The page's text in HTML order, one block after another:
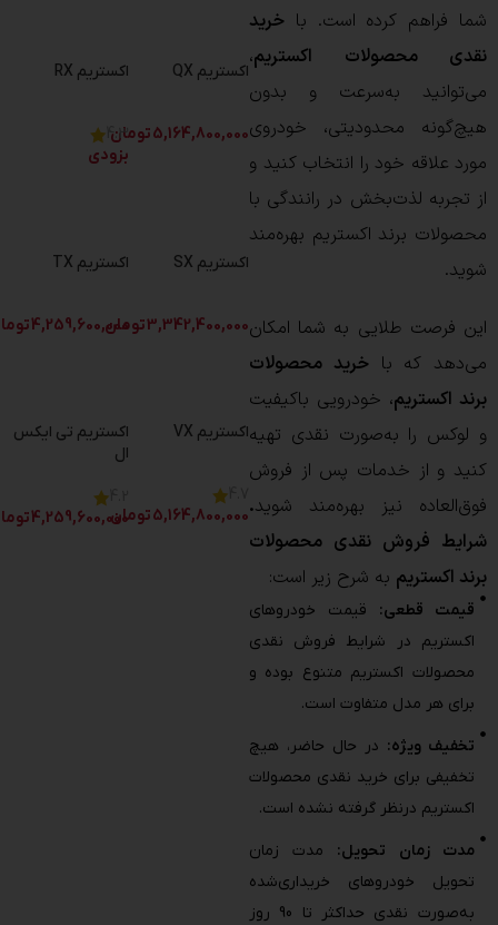
شما فراهم کرده است. با خرید
نقدی محصولات اکستریم،
می‌توانید به‌سرعت و بدون
هیچ‌گونه محدودیتی، خودروی
مورد علاقه خود را انتخاب کنید و
از تجربه‌ لذت‌بخش در رانندگی با
محصولات برند اکستریم بهره‌مند
شوید.
این فرصت طلایی به شما امکان
می‌دهد که باخرید محصولات
برند اکستریم، خودرویی باکیفیت
و لوکس را به‌صورت نقدی تهیه
کنید و از خدمات پس ‌از فروش
فوق‌العاده نیز بهره‌مند شوید.
شرایط فروش نقدی محصولات
برند اکستریم به شرح زیر است:
قیمت قطعی: قیمت خودروهای
اکستریم در شرایط فروش نقدی
محصولات اکستریم متنوع بوده و
برای هر مدل متفاوت است.
تخفیف ویژه: در حال‌ حاضر، هیچ
تخفیفی برای خرید نقدی محصولات
اکستریم درنظر گرفته نشده است.
مدت زمان تحویل: مدت زمان
تحویل خودروهای خریداری‌شده
به‌صورت نقدی حداکثر تا 90 روز
اکستریم QX
5,164,800,000تومان
اکستریم RX
4.3
بزودی
اکستریم SX
3,342,400,000تومان
اکستریم TX
4,259,600,000
اکستریم VX
5,164,800,000تومان
اکستریم تی ایکس
ال
4,259,600,000